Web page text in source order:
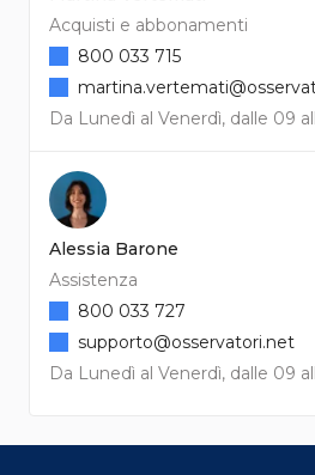
Acquisti e abbonamenti
Da Lunedì al Venerdì, dalle 09
800 033 715
Alessia Barone
Assistenza
Da Lunedì al Venerdì, dalle 09
800 033 727
supporto@osservatori.net